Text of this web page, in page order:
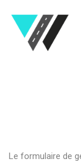
Le formulaire de